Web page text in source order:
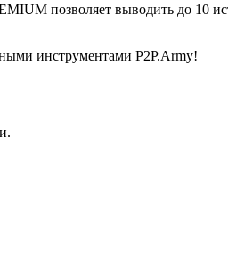
позволяет выводить до 10
инструментами P2P.Army!